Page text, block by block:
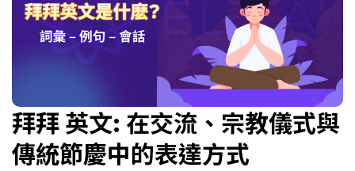
拜拜 英文: 在交流、宗教儀式與
傳統節慶中的表達方式